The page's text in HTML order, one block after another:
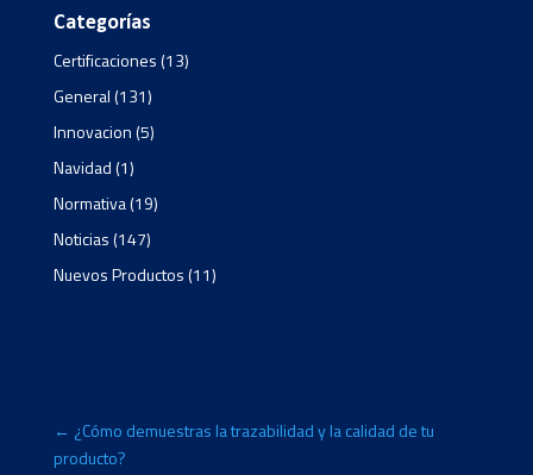
Categorías
Certificaciones(13)
General(131)
Innovacion(5)
Navidad(1)
Normativa(19)
Noticias(147)
Nuevos Productos(11)
← ¿Cómo demuestras la trazabilidad y la calidad de tu
producto?